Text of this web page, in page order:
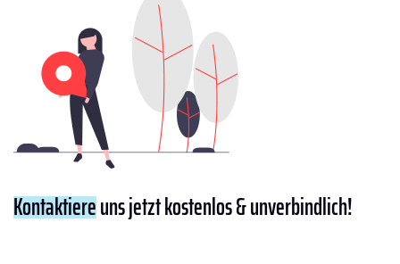
Kontaktiereuns jetzt kostenlos & unverbindlich!